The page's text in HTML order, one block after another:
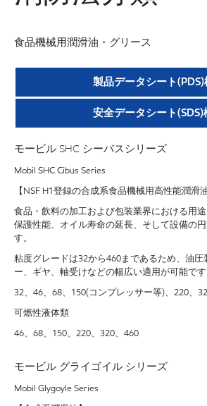
食品機械用潤滑油・グリース
製品データシート(PDS)
安全データシート(SDS)
モービル SHC シーバスシリーズ
Mobil SHC Cibus Series
【NSF H1登録の合成系食品機械用高性能潤滑油
食品・飲料の加工および包装業界における用
保護性能、オイル寿命の延長、そして設備の
す。
粘度グレードは32から460まであるため、油
ー、ギヤ、軸受けなどの幅広い適用が可能です
32、46、68、150(コンプレッサー等)、220、
可燃性液体類
46、68、150、220、320、460
モービル グライゴイル シリーズ
Mobil Glygoyle Series